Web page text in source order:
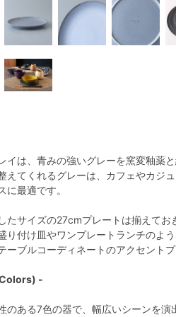
イは、青みの強いグレーを窯変釉薬
えてくれるグレーは、カフェやカジ
に最適です。
たサイズの27cmプレートは揃えてお
り付け皿やワンプレートランチのよ
ーブルコーディネートのアクセント
-
のある7色の器で、幅広いシーンを演